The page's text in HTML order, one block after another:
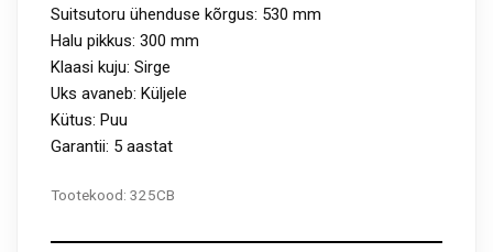
Suitsutoru ühenduse kõrgus: 530 mm
Halu pikkus: 300 mm
Klaasi kuju: Sirge
Uks avaneb: Küljele
Kütus: Puu
Garantii: 5 aastat
Tootekood: 325CB